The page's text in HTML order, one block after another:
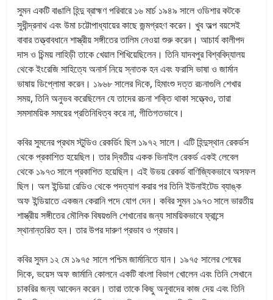
সুমন একটি বাঙালি হিন্দু ব্রাহ্মণ পরিবারে ১৬ মার্চ ১৯৪৯ সালে ওডিশার কটকে
সুধীন্দ্রনাথ এবং উমা চট্টোপাধ্যায়ের কাছে জন্মগ্রহণ করেন। খুব অল্প বয়সেই
বাবার তত্ত্বাবধানে শাস্ত্রীয় সঙ্গীতের তালিম নেওয়া শুরু করেন। আচার্য কালীপদ
দাস ও চিন্ময় লাহিড়ী তাকে খেয়াল শিখিয়েছিলেন। তিনি যাদবপুর বিশ্ববিদ্যালয়
থেকে ইংরেজি সাহিত্যে অনার্স নিয়ে স্নাতক হন এবং ফরাসি ভাষা ও জার্মান
ভাষায় ডিপ্লোমা করেন। ১৯৬৮ সালের দিকে, হিমাংশু দত্ত রচনাগুলি শেখার
সময়, তিনি অনুভব করেছিলেন যে তাদের রচনা শক্তি থাকা সত্ত্বেও, তারা
সমসাময়িক সময়ের প্রতিনিধিত্ব করে না, গীতিগতভাবে।
কবির সুমনের প্রথম স্টুডিও রেকর্ডিং ছিল ১৯৭২ সালে। এটি হিন্দুস্থান রেকর্ডস
থেকে প্রকাশিত হয়েছিল। তার দ্বিতীয় একক ভিনাইল রেকর্ড একই লেবেল
থেকে ১৯৭৩ সালে প্রকাশিত হয়েছিল। এই উভয় রেকর্ড বাণিজ্যিকভাবে অসফল
ছিল। অল ইন্ডিয়া রেডিও থেকে পদত্যাগ করার পর তিনি ইউনাইটেড ব্যাঙ্ক
অফ ইন্ডিয়াতে একজন কেরানি পদে যোগ দেন। কবির সুমন ১৯৭৩ সালে ভারতীয়
শাস্ত্রীয় সঙ্গীতের মৌলিক বিষয়গুলি শেখানোর জন্য সাময়িকভাবে ফ্রান্সে
স্থানান্তরিত হন। তার উপর দারুণ প্রভাব ও প্রভাব ।
কবির সুমন ১২ মে ১৯৭৫ সালে পশ্চিম জার্মানিতে যান। ১৯৭৫ সালের শেষের
দিকে, ভয়েস অফ জার্মানি কোলনে একটি বাংলা বিভাগ খোলেন এবং তিনি সেখানে
চাকরির জন্য আবেদন করেন। তারা তাকে কিছু অনুবাদের কাজ দেয় এবং তিনি